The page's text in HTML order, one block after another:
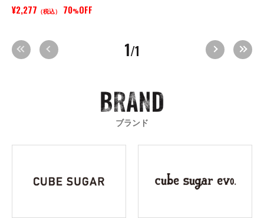
¥2,277 （税込） 70%OFF
1/1
ブランド